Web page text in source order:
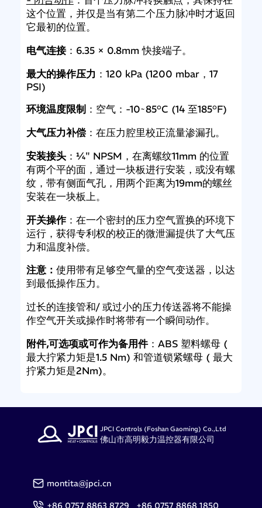
这个位置，并仅是当有第二个压力脉冲时才返回
它最初的位置。
电气连接：6.35 × 0.8mm 快接端子。
最大的操作压力 ：120 kPa (1200 mbar，17
PSI)
环境温度限制 ：空气：-10 ̴ 85°C (14 至185°F)
大气压力补偿：在压力腔里校正流量渗漏孔。
安装接头：¼" NPSM，在离螺纹11mm 的位置
有两个平的面，通过一块板进行安装，或没有螺
纹，带有侧面气孔，用两个距离为19mm的螺丝
安装在一块板上。
开关操作：在一个密封的压力空气置换的环境下
运行，获得专利权的校正的微泄漏提供了大气压
力和温度补偿。
注意： 使用带有足够空气量的空气变送器，以达
到最低操作压力。
过长的连接管和/ 或过小的压力传送器将不能操
作空气开关或操作时将带有一个瞬间动作。
附件,可选项或可作为备用件：ABS 塑料螺母 (
最大拧紧力矩是1.5 Nm) 和管道锁紧螺母 ( 最大
拧紧力矩是2Nm)。
JPCI Controls (Foshan Gaoming) Co.,Ltd
佛山市高明毅力温控器有限公司
montita@jpci.cn